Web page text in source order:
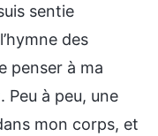
sentie
des
penser à ma
Peu à peu, une
mon corps, et